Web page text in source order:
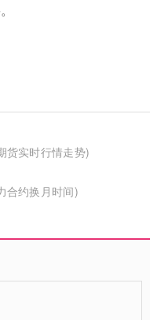
货实时行情走势)
合约换月时间)